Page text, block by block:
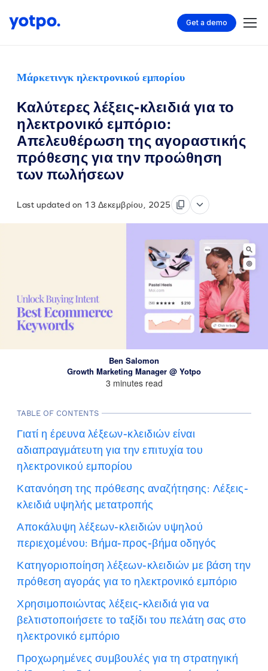
Get a demo
Μάρκετινγκ ηλεκτρονικού εμπορίου
Καλύτερες λέξεις-κλειδιά για το
ηλεκτρονικό εμπόριο:
Απελευθέρωση της αγοραστικής
πρόθεσης για την προώθηση
των πωλήσεων
Last updated on 13 Δεκεμβρίου, 2025
Ben Salomon
Growth Marketing Manager @ Yotpo
3 minutes read
TABLE OF CONTENTS
Γιατί η έρευνα λέξεων-κλειδιών είναι
αδιαπραγμάτευτη για την επιτυχία του
ηλεκτρονικού εμπορίου
Κατανόηση της πρόθεσης αναζήτησης: Λέξεις-
κλειδιά υψηλής μετατροπής
Αποκάλυψη λέξεων-κλειδιών υψηλού
περιεχομένου: Βήμα-προς-βήμα οδηγός
Κατηγοριοποίηση λέξεων-κλειδιών με βάση την
πρόθεση αγοράς για το ηλεκτρονικό εμπόριο
Χρησιμοποιώντας λέξεις-κλειδιά για να
βελτιστοποιήσετε το ταξίδι του πελάτη σας στο
ηλεκτρονικό εμπόριο
Προχωρημένες συμβουλές για τη στρατηγική